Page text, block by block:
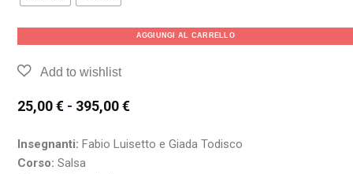
AGGIUNGI AL CARRELLO
25,00€ - 395,00€
Insegnanti: Fabio Luisetto e Giada Todisco
Corso: Salsa